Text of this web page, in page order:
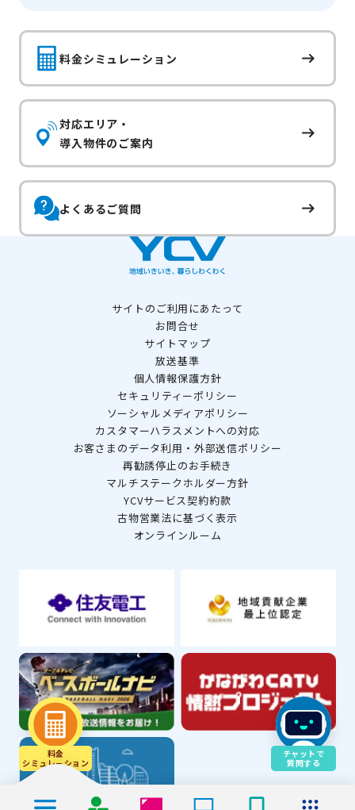
料金シミュレーション
対応エリア・
導入物件のご案内
よくあるご質問
料金
シミュレ－ション
サイトのご利用にあたって
お問合せ
サイトマップ
放送基準
個人情報保護方針
セキュリティーポリシー
ソーシャルメディアポリシー
カスタマーハラスメントへの対応
お客さまのデータ利用・外部送信ポリシー
再勧誘停止のお手続き
マルチステークホルダー方針
YCVサービス契約約款
古物営業法に基づく表示
オンラインルーム
チャットで
質問する